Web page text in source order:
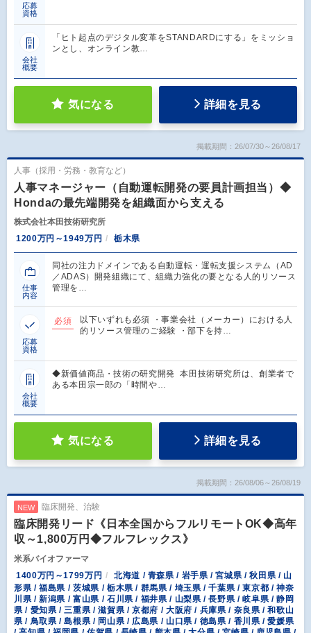
応募
資格
会社
概要
「ヒト起点のデジタル変革をSTANDARDにする」をミッショ
ンとし、オンライン教…
気になる 詳細を見る
掲載期間：26/07/30～26/08/17
人事（採用・労務・教育など）
人事マネージャー（自動運転開発の要員計画担当）◆
Hondaの最先端開発を組織面から支える
株式会社本田技術研究所
1200万円～1949万円
栃木県
仕事
内容
同社の注力ドメインである自動運転・運転支援システム（AD
／ADAS）開発組織にて、組織力強化の要となる人的リソース
管理を…
応募
資格
必須
以下いずれも必須 ・事業会社（メーカー）における人
的リソース管理のご経験 ・部下を持…
会社
概要
◆新価値商品・技術の研究開発 本田技術研究所は、創業者で
ある本田宗一郎の「時間や…
気になる 詳細を見る
掲載期間：26/08/06～26/08/19
NEW 臨床開発、治験
臨床開発リード《日本全国からフルリモートOK◆高年
収～1,800万円◆フルフレックス》
米系バイオファーマ
1400万円～1799万円
北海道 / 青森県 / 岩手県 / 宮城県 / 秋田県 / 山
形県 / 福島県 / 茨城県 / 栃木県 / 群馬県 / 埼玉県 / 千葉県 / 東京都 / 神奈
川県 / 新潟県 / 富山県 / 石川県 / 福井県 / 山梨県 / 長野県 / 岐阜県 / 静岡
県 / 愛知県 / 三重県 / 滋賀県 / 京都府 / 大阪府 / 兵庫県 / 奈良県 / 和歌山
県 / 鳥取県 / 島根県 / 岡山県 / 広島県 / 山口県 / 徳島県 / 香川県 / 愛媛県